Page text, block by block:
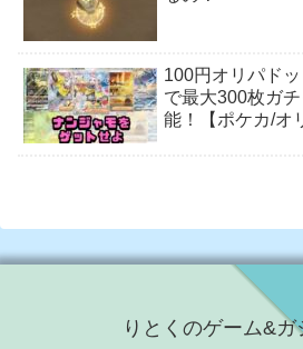
100円オリパド
で最大300枚ガ
能！【ポケカ/オ
りとくのゲーム&ガ